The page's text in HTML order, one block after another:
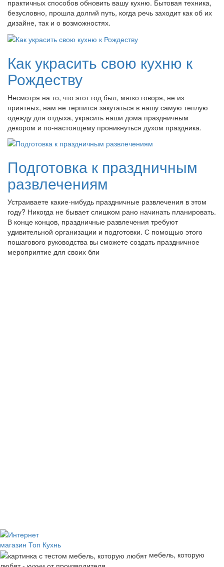
практичных способов обновить вашу кухню. Бытовая техника,
безусловно, прошла долгий путь, когда речь заходит как об их
дизайне, так и о возможностях.
Как украсить свою кухню к
Рождеству
Несмотря на то, что этот год был, мягко говоря, не из
приятных, нам не терпится закутаться в нашу самую теплую
одежду для отдыха, украсить наши дома праздничным
декором и по-настоящему проникнуться духом праздника.
Подготовка к праздничным
развлечениям
Устраиваете какие-нибудь праздничные развлечения в этом
году? Никогда не бывает слишком рано начинать планировать.
В конце концов, праздничные развлечения требуют
удивительной организации и подготовки. С помощью этого
пошагового руководства вы сможете создать праздничное
мероприятие для своих бли
мебель, которую